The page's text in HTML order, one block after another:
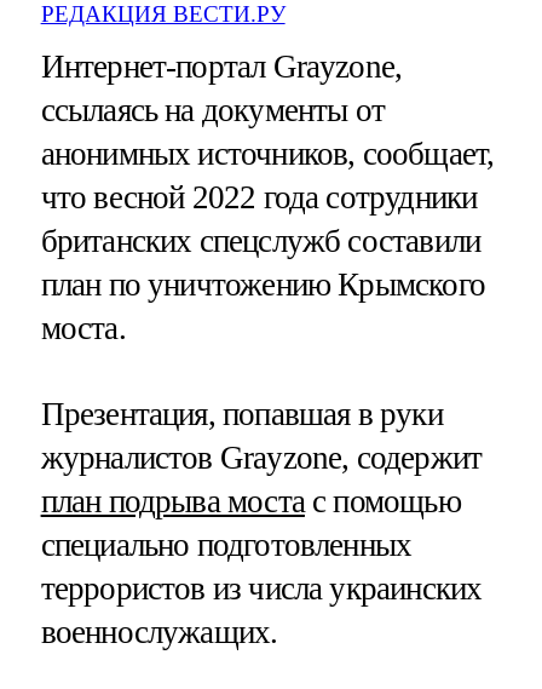
РЕДАКЦИЯ ВЕСТИ.РУ
Интернет-портал Grayzone,
ссылаясь на документы от
анонимных источников, сообщает,
что весной 2022 года сотрудники
британских спецслужб составили
план по уничтожению Крымского
моста.
Презентация, попавшая в руки
журналистов Grayzone, содержит
план подрыва мостас помощью
специально подготовленных
террористов из числа украинских
военнослужащих.